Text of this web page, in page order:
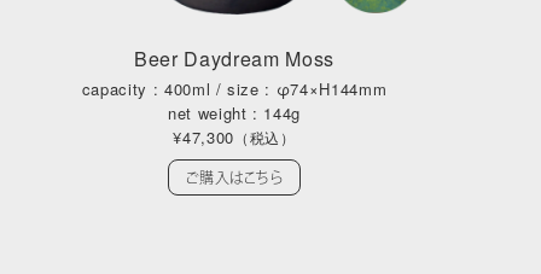
Beer Daydream Moss
capacity : 400ml / size : φ74×H144mm
net weight : 144g
¥47,300 （税込）
ご購入はこちら